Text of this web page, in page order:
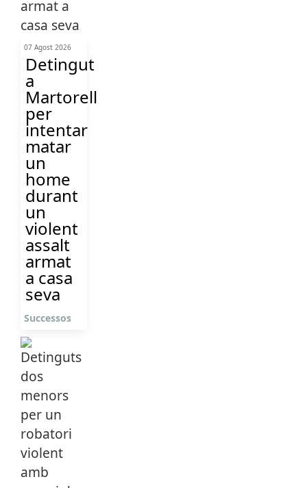
07 Agost 2026
Detingut
a
Martorell
per
intentar
matar
un
home
durant
un
violent
assalt
armat
a casa
seva
Successos